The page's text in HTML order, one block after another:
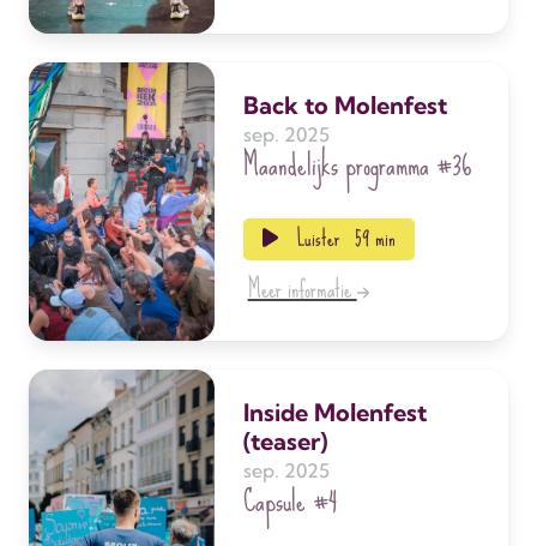
Back to Molenfest
sep. 2025
Maandelijks programma#36
Luister 59 min
Meer informatie
Inside Molenfest
(teaser)
sep. 2025
Capsule#4